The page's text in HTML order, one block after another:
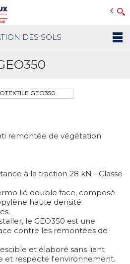
DES SOLS
remontée de végétation
à la traction 28 kN - Classe
lié double face, composé
haute densité
le GEO350 est une
contre les remontées de
et élaboré sans liant
et respecte l'environnement.